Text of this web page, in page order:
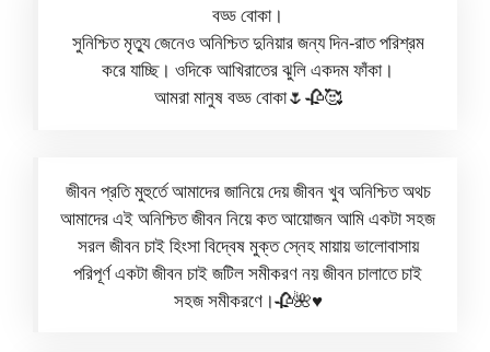
বড্ড বোকা।
সুনিশ্চিত মৃত্যু জেনেও অনিশ্চিত দুনিয়ার জন্য দিন-রাত পরিশ্রম
করে যাচ্ছি। ওদিকে আখিরাতের ঝুলি একদম ফাঁকা।
আমরা মানুষ বড্ড বোকা🌷🥀🥰
জীবন প্রতি মুহুর্তে আমাদের জানিয়ে দেয় জীবন খুব অনিশ্চিত অথচ
আমাদের এই অনিশ্চিত জীবন নিয়ে কত আয়োজন আমি একটা সহজ
সরল জীবন চাই হিংসা বিদ্বেষ মুক্ত স্নেহ মায়ায় ভালোবাসায়
পরিপূর্ণ একটা জীবন চাই জটিল সমীকরণ নয় জীবন চালাতে চাই
সহজ সমীকরণে।🥀🌺♥️